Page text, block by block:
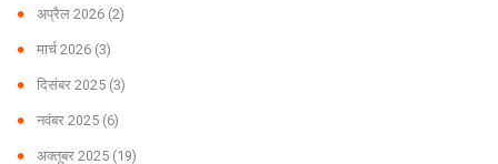
अप्रैल 2026 (2)
मार्च 2026 (3)
दिसंबर 2025 (3)
नवंबर 2025 (6)
अक्तूबर 2025 (19)